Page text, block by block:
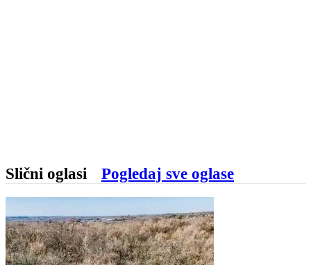
Slični oglasi Pogledaj sve oglase